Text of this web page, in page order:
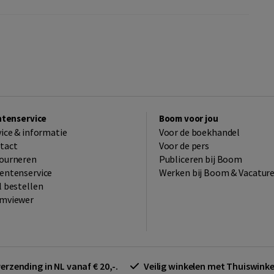
& informatie
bestellen
Boom voor jou
Voor de boekhandel
Voor de pers
Publiceren bij Boom
Werken bij Boom &
in NL vanaf € 20,-. Veilig winkelen met